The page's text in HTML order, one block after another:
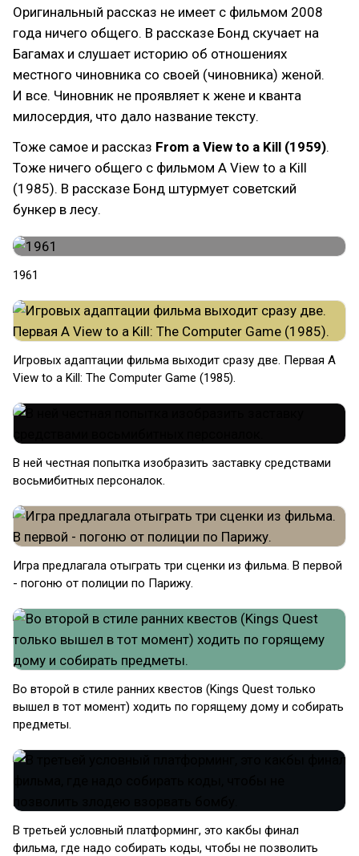
Оригинальный рассказ не имеет с фильмом 2008
года ничего общего. В рассказе Бонд скучает на
Багамах и слушает историю об отношениях
местного чиновника со своей (чиновника) женой.
И все. Чиновник не проявляет к жене и кванта
милосердия, что дало название тексту.
Тоже самое и рассказ From a View to a Kill (1959).
Тоже ничего общего с фильмом A View to a Kill
(1985). В рассказе Бонд штурмует советский
бункер в лесу.
1961
Игровых адаптации фильма выходит сразу две. Первая A
View to a Kill: The Computer Game (1985).
В ней честная попытка изобразить заставку средствами
восьмибитных персоналок.
Игра предлагала отыграть три сценки из фильма. В первой
- погоню от полиции по Парижу.
Во второй в стиле ранних квестов (Kings Quest только
вышел в тот момент) ходить по горящему дому и собирать
предметы.
В третьей условный платформинг, это какбы финал
фильма, где надо собирать коды, чтобы не позволить